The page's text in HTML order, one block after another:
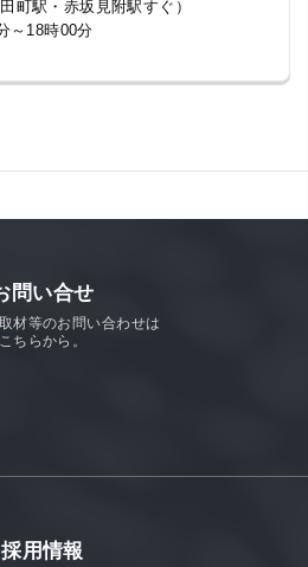
町駅・赤坂見附駅すぐ）
～18時00分
問い合せ
材等のお問い合わせは
こちらから。
採用情報